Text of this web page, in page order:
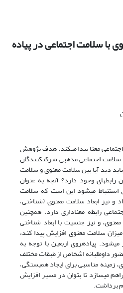
با سلامت اجتماعی در پیاده
معنا پیدا میکند. هدف پژوهش
سلامت اجتماعی مذهبی شرکتکنندگان
دید آیا بین سلامت معنوی و سلامت
رابطهای وجود دارد؟ آنچه به عنوان
استنباط میشود این است که سلامت
و نیز ابعاد سلامت معنوی (شناختی،
رابطه معناداری دارد. همچنین
و نیز جنسیت با ابعاد شناختی
سلامت معنوی افزایش پیدا کند،
پیادهروی اربعین با توجه به
داوطلبانه اشخاص از طبقات مختلف
زمینه مناسبی برای ایجاد همبستگی،
میسازد تا بتوان در مسیر افزایش
برداشت.